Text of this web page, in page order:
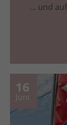
... und
16
Juni